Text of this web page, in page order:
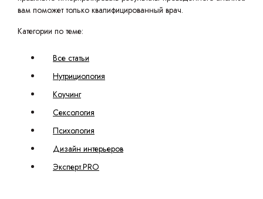
вам поможет только квалифицированный врач.
Категории по теме:
Все статьи
Нутрициология
Коучинг
Сексология
Психология
Дизайн интерьеров
Эксперт.PRO